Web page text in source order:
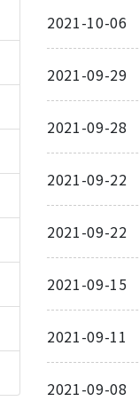
2021-10-06
2021-09-29
2021-09-28
2021-09-22
2021-09-22
2021-09-15
2021-09-11
2021-09-08